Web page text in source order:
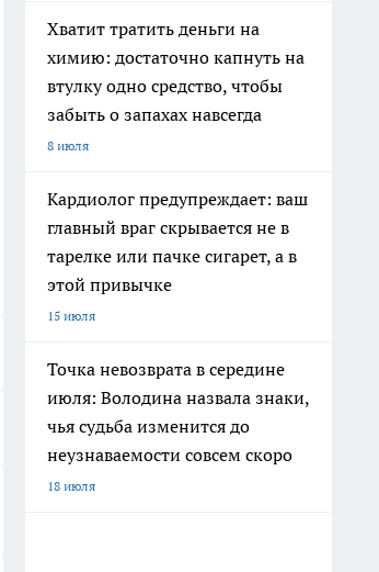
Хватит тратить деньги на
химию: достаточно капнуть на
втулку одно средство, чтобы
забыть о запахах навсегда
8 июля
Кардиолог предупреждает: ваш
главный враг скрывается не в
тарелке или пачке сигарет, а в
этой привычке
15 июля
Точка невозврата в середине
июля: Володина назвала знаки,
чья судьба изменится до
неузнаваемости совсем скоро
18 июля